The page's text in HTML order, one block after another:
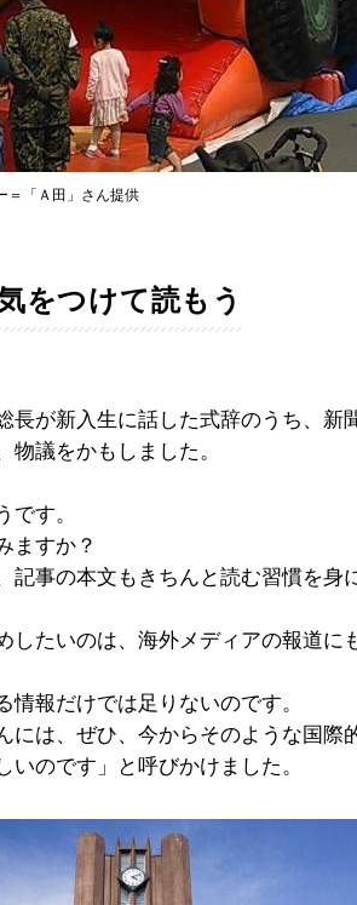
＝「Ａ田」さん提供
をつけて読もう
長が新入生に話した式辞のうち、新
物議をかもしました。
です。
ますか？
事の本文もきちんと読む習慣を身
たいのは、海外メディアの報道に
報だけでは足りないのです。
には、ぜひ、今からそのような国際
のです」と呼びかけました。